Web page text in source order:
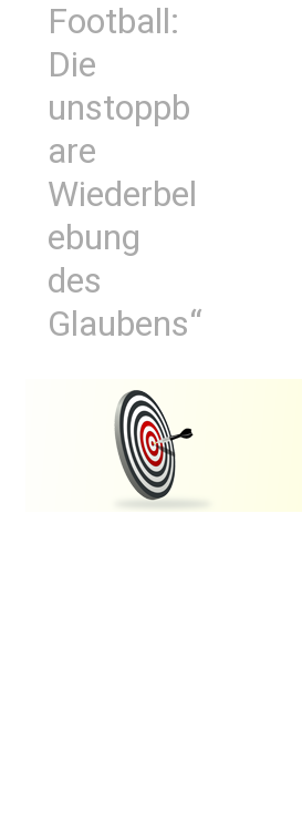
Football:
Die
unstoppb
are
Wiederbel
ebung
des
Glaubens“